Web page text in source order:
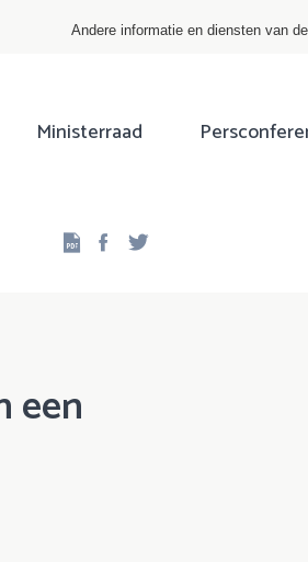
Andere informatie en diensten van
Ministerraad
Facebook
een